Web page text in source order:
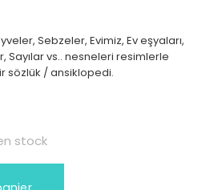
Sebzeler, Evimiz, Ev eşyaları,
Sayılar vs.. nesneleri resimlerle
sözlük / ansiklopedi.
stock